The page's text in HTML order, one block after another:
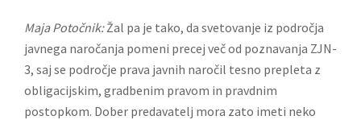
Maja Potočnik:Žal pa je tako, da svetovanje iz področja
javnega naročanja pomeni precej več od poznavanja ZJN-
3, saj se področje prava javnih naročil tesno prepleta z
obligacijskim, gradbenim pravom in pravdnim
postopkom. Dober predavatelj mora zato imeti neko